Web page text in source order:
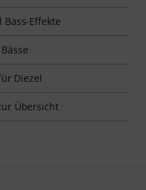
Effekte
Diezel
Übersicht